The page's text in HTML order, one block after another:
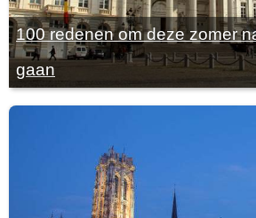
100 redenen om deze zomer
gaan